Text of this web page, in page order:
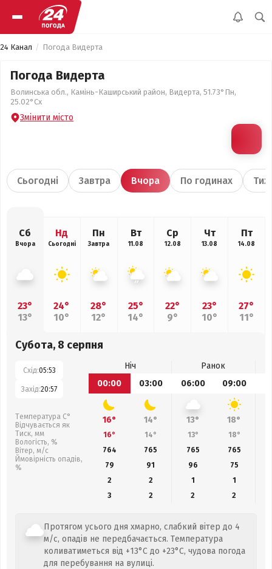
24 Канал Погода Видерта
Погода Видерта
Волинська обл., Камінь-Каширський район, Видерта, 51.73°Пн,
25.02°Сх
Змінити місто
Сьогодні Завтра Вчора По годинах
Сб
Вчора
23°
13°
Нд
Сьогодні
24°
10°
Пн
Завтра
28°
12°
Вт
11.08
25°
14°
Ср
12.08
22°
9°
Чт
13.08
23°
10°
Пт
14.08
27°
11°
Субота, 8 серпня
Схід:05:53
Захід:20:57
Температура С°
Відчувається як
Тиск, мм
Вологість, %
Вітер, м/с
Ймовірність опадів,
%
Ніч
Ранок
00:00
03:00 06:00 09:00
16° 14° 13° 18°
16° 14° 13° 18°
764
765 765 765
79
91 96
75
2
2 1
1
3
2 2 2
Протягом усього дня хмарно, слабкий вітер до 4
м/с, опадів не передбачається. Температура
коливатиметься від +13°C до +23°C, чудова погода
для перебування на вулиці.